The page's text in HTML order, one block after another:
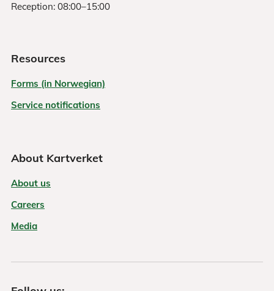
Reception: 08:00–15:00
Resources
Forms (in Norwegian)
Service notifications
About Kartverket
About us
Careers
Media